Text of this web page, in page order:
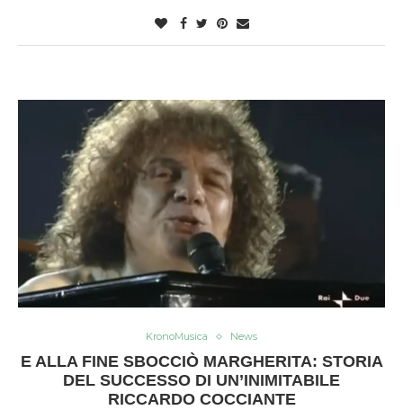
KronoMusica News
E ALLA FINE SBOCCIÒ MARGHERITA: STORIA
DEL SUCCESSO DI UN’INIMITABILE
RICCARDO COCCIANTE